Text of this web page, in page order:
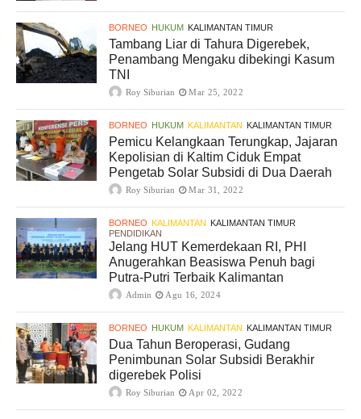
BORNEO HUKUM KALIMANTAN TIMUR
Tambang Liar di Tahura Digerebek,
Penambang Mengaku dibekingi Kasum
TNI
Roy Siburian Mar 25, 2022
BORNEO HUKUM KALIMANTAN KALIMANTAN TIMUR
Pemicu Kelangkaan Terungkap, Jajaran
Kepolisian di Kaltim Ciduk Empat
Pengetab Solar Subsidi di Dua Daerah
Roy Siburian Mar 31, 2022
BORNEO KALIMANTAN KALIMANTAN TIMUR
PENDIDIKAN
Jelang HUT Kemerdekaan RI, PHI
Anugerahkan Beasiswa Penuh bagi
Putra-Putri Terbaik Kalimantan
Admin Agu 16, 2024
BORNEO HUKUM KALIMANTAN KALIMANTAN TIMUR
Dua Tahun Beroperasi, Gudang
Penimbunan Solar Subsidi Berakhir
digerebek Polisi
Roy Siburian Apr 02, 2022